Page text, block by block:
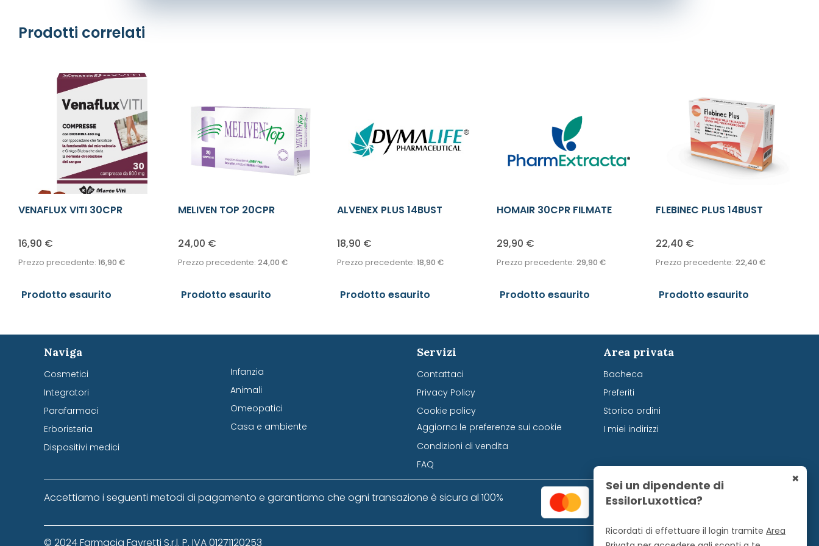
Prodotti correlati
VENAFLUX VITI 30CPR
16,90 €
Prezzo precedente: 16,90 €
Prodotto esaurito
MELIVEN TOP 20CPR
24,00 €
Prezzo precedente: 24,00 €
Prodotto esaurito
ALVENEX PLUS 14BUST
18,90 €
Prezzo precedente: 18,90 €
Prodotto esaurito
HOMAIR 30CPR FILMATE
29,90 €
Prezzo precedente: 29,90 €
Prodotto esaurito
FLEBINEC PLUS 14BUST
22,40 €
Prezzo precedente: 22,40 €
Prodotto esaurito
Naviga
Cosmetici
Integratori
Parafarmaci
Erboristeria
Dispositivi medici
Infanzia
Animali
Omeopatici
Casa e ambiente
Servizi
Contattaci
Privacy Policy
Cookie policy
Aggiorna le preferenze sui cookie
Condizioni di vendita
FAQ
Area privata
Bacheca
Preferiti
Storico ordini
I miei indirizzi
Accettiamo i seguenti metodi di pagamento e garantiamo che ogni transazione è sicura al 100%
© 2024 Farmacia Favretti S.r.l. P. IVA 01271120253
×
Sei un dipendente di
EssilorLuxottica?
Ricordati di effettuare il login tramite Area